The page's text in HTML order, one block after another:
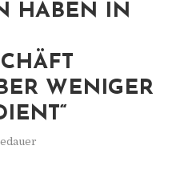
HABEN IN
WENIGER